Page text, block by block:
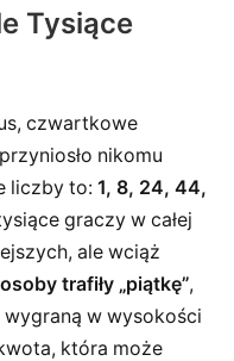
Tysiące
czwartkowe
nikomu
liczby to: 1, 8, 24, 44,
graczy w całej
ale wciąż
trafiły „piątkę”,
w wysokości
która może